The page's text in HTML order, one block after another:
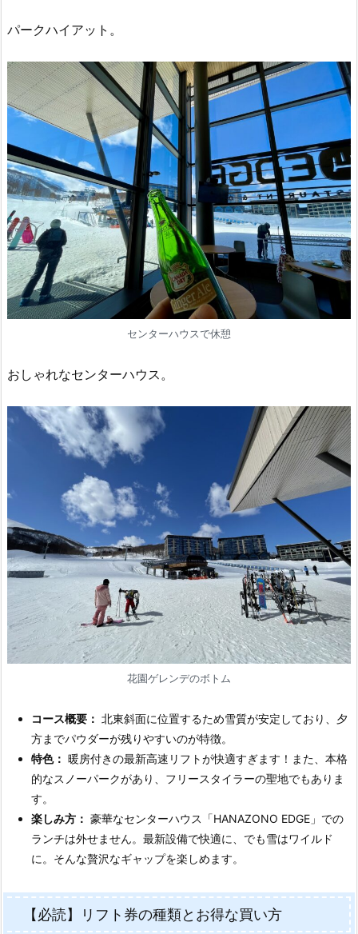
パークハイアット。
センターハウスで休憩
おしゃれなセンターハウス。
花園ゲレンデのボトム
コース概要： 北東斜面に位置するため雪質が安定しており、夕
方までパウダーが残りやすいのが特徴。
特色： 暖房付きの最新高速リフトが快適すぎます！また、本格
的なスノーパークがあり、フリースタイラーの聖地でもありま
す。
楽しみ方： 豪華なセンターハウス「HANAZONO EDGE」での
ランチは外せません。最新設備で快適に、でも雪はワイルド
に。そんな贅沢なギャップを楽しめます。
【必読】リフト券の種類とお得な買い方